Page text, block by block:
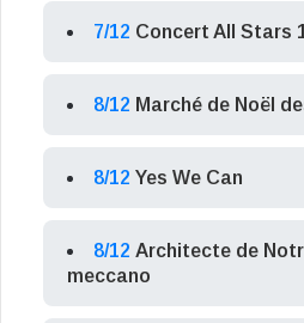
7/12 Concert All Stars
8/12 Marché de Noël
8/12 Yes We Can
8/12 Architecte de
meccano